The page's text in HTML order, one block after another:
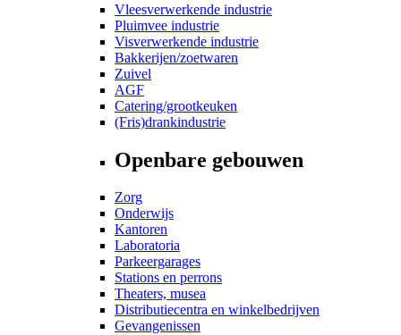
Vleesverwerkende industrie
Pluimvee industrie
Visverwerkende industrie
Bakkerijen/zoetwaren
Zuivel
AGF
Catering/grootkeuken
(Fris)drankindustrie
Openbare gebouwen
Zorg
Onderwijs
Kantoren
Laboratoria
Parkeergarages
Stations en perrons
Theaters, musea
Distributiecentra en winkelbedrijven
Gevangenissen